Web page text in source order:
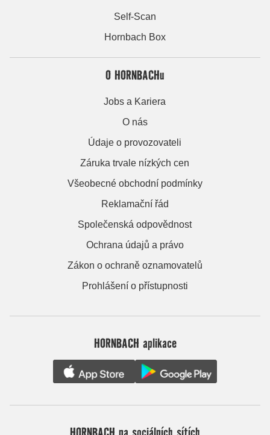
Self-Scan
Hornbach Box
O HORNBACHu
Jobs a Kariera
O nás
Údaje o provozovateli
Záruka trvale nízkých cen
Všeobecné obchodní podmínky
Reklamační řád
Společenská odpovědnost
Ochrana údajů a právo
Zákon o ochraně oznamovatelů
Prohlášení o přístupnosti
HORNBACH aplikace